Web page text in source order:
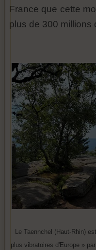
France que cette
plus de 300 millions
Le Taennchel (Haut-Rhin)
plus vibratoires d'Europe »